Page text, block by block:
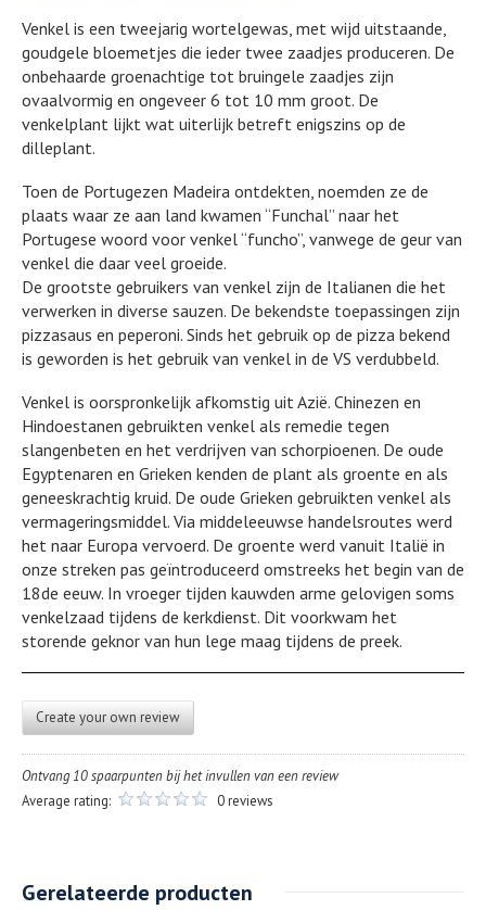
Venkel is een tweejarig wortelgewas, met wijd uitstaande,
goudgele bloemetjes die ieder twee zaadjes produceren. De
onbehaarde groenachtige tot bruingele zaadjes zijn
ovaalvormig en ongeveer 6 tot 10 mm groot. De
venkelplant lijkt wat uiterlijk betreft enigszins op de
dilleplant.
Toen de Portugezen Madeira ontdekten, noemden ze de
plaats waar ze aan land kwamen “Funchal” naar het
Portugese woord voor venkel “funcho”, vanwege de geur van
venkel die daar veel groeide.
De grootste gebruikers van venkel zijn de Italianen die het
verwerken in diverse sauzen. De bekendste toepassingen zijn
pizzasaus en peperoni. Sinds het gebruik op de pizza bekend
is geworden is het gebruik van venkel in de VS verdubbeld.
Venkel is oorspronkelijk afkomstig uit Azië. Chinezen en
Hindoestanen gebruikten venkel als remedie tegen
slangenbeten en het verdrijven van schorpioenen. De oude
Egyptenaren en Grieken kenden de plant als groente en als
geneeskrachtig kruid. De oude Grieken gebruikten venkel als
vermageringsmiddel. Via middeleeuwse handelsroutes werd
het naar Europa vervoerd. De groente werd vanuit Italië in
onze streken pas geïntroduceerd omstreeks het begin van de
18de eeuw. In vroeger tijden kauwden arme gelovigen soms
venkelzaad tijdens de kerkdienst. Dit voorkwam het
storende geknor van hun lege maag tijdens de preek.
Create your own review
Ontvang 10 spaarpunten bij het invullen van een review
Average rating:
0 reviews
Gerelateerde producten